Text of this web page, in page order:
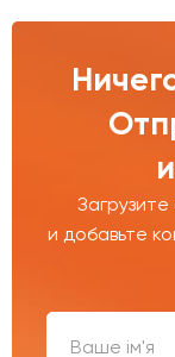
и добавьте